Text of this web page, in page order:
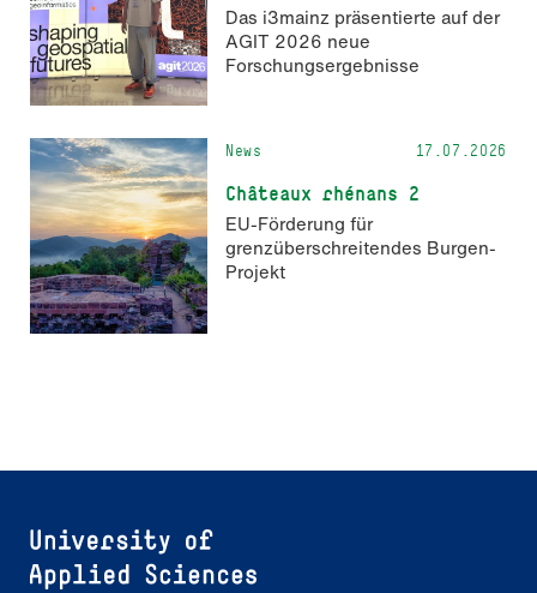
Das i3mainz präsentierte auf der
AGIT 2026 neue
Forschungsergebnisse
News 17.07.2026
Châteaux rhénans 2
EU-Förderung für
grenzüberschreitendes Burgen-
Projekt